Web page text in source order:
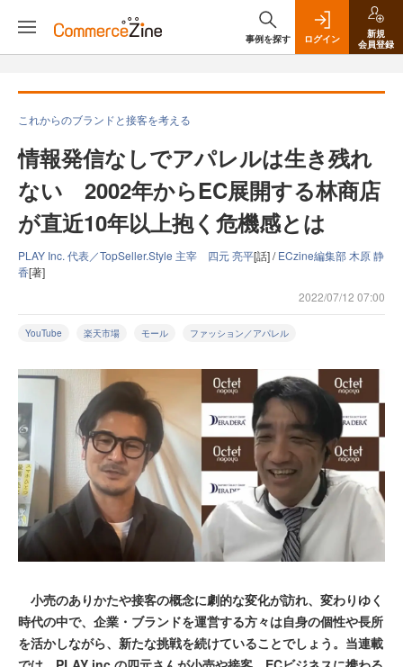
事例を探す ログイン
新規
会員登録
これからのブランドと接客を考える
情報発信なしでアパレルは生き残れ
ない 2002年からEC展開する林商店
が直近10年以上抱く危機感とは
PLAY Inc. 代表／TopSeller.Style 主宰 四元 亮平[話] /ECzine編集部 木原 静
香[著]
2022/07/12 07:00
YouTube 楽天市場 モール ファッション／アパレル
小売のありかたや接客の概念に劇的な変化が訪れ、変わりゆく
時代の中で、企業・ブランドを運営する方々は自身の個性や長所
を活かしながら、新たな挑戦を続けていることでしょう。当連載